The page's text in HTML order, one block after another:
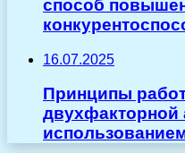
способ
16.07.2025
Принципы
двухфакторной